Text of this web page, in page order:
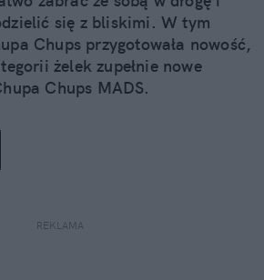
się z bliskimi. W tym
Chups przygotowała nowość,
żelek zupełnie nowe
Chups MADS.
REKLAMA